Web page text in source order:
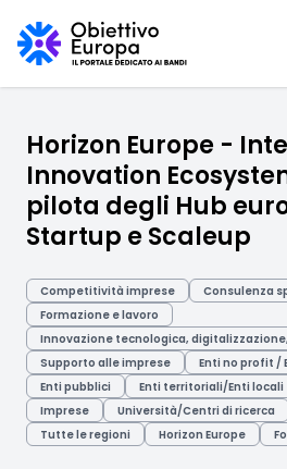
Horizon Europe -
Innovation
pilota degli Hub
Startup e Scaleup
Competitività imprese
Consulenza
Formazione e lavoro
Innovazione tecnologica,
Supporto alle imprese
Enti no profit /
Enti pubblici
Enti territoriali/Enti locali
Imprese
Università/Centri di ricerca
Tutte le regioni
Horizon Europe